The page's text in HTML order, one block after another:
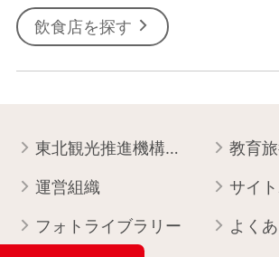
飲食店を探す
東北観光推進機構について 教育旅
運営組織 サイ
フォトライブラリー よく